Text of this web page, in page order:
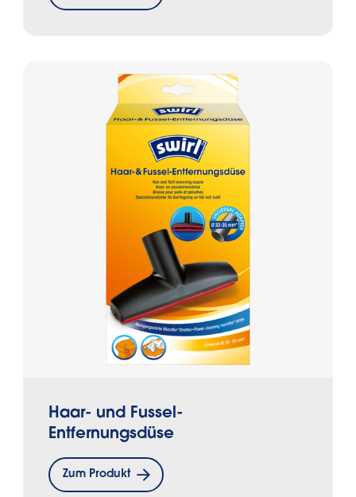
Haar- und Fussel-
Entfernungsdüse
Zum Produkt